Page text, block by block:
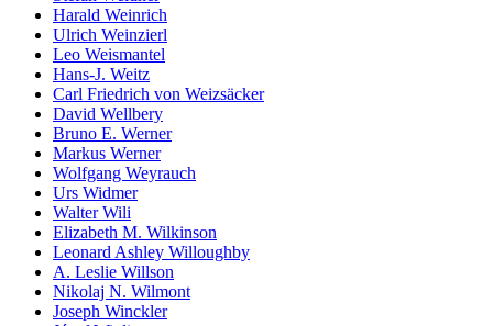
Harald Weinrich
Ulrich Weinzierl
Leo Weismantel
Hans-J. Weitz
Carl Friedrich von Weizsäcker
David Wellbery
Bruno E. Werner
Markus Werner
Wolfgang Weyrauch
Urs Widmer
Walter Wili
Elizabeth M. Wilkinson
Leonard Ashley Willoughby
A. Leslie Willson
Nikolaj N. Wilmont
Joseph Winckler